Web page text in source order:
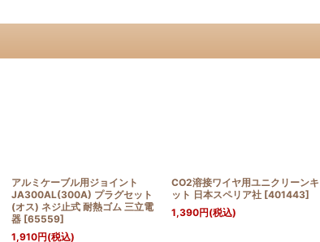
アルミケーブル用ジョイント
JA300AL(300A) プラグセット
(オス) ネジ止式 耐熱ゴム 三立電
器 [65559]
1,910円(税込)
CO2溶接ワイヤ用ユニクリーンキ
ット 日本スペリア社 [401443]
1,390円(税込)